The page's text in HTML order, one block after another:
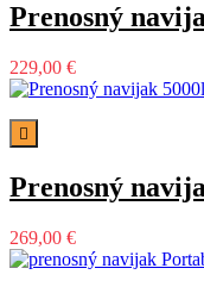
Prenosný
229,00 €

Prenosný
269,00 €